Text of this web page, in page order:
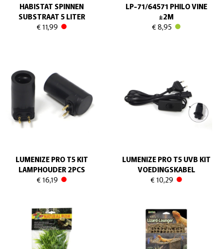
HABISTAT SPINNEN
SUBSTRAAT 5 LITER
€ 11,99
LP-71/64571 PHILO VINE
±2M
€ 8,95
LUMENIZE PRO T5 KIT
LAMPHOUDER 2PCS
€ 16,19
LUMENIZE PRO T5 UVB KIT
VOEDINGSKABEL
€ 10,29